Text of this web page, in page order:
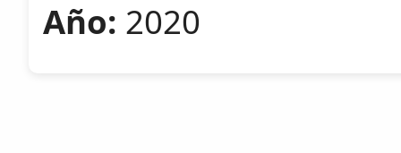
Año: 2020